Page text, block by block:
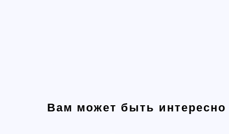
Вам может быть интересно